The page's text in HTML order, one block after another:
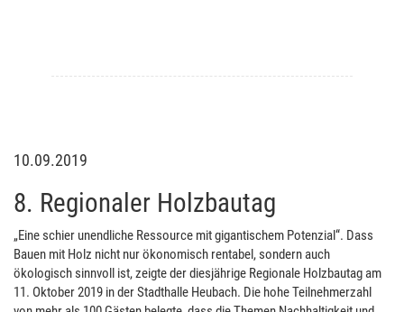
10.09.2019
8. Regionaler Holzbautag
„Eine schier unendliche Ressource mit gigantischem Potenzial“. Dass
Bauen mit Holz nicht nur ökonomisch rentabel, sondern auch
ökologisch sinnvoll ist, zeigte der diesjährige Regionale Holzbautag am
11. Oktober 2019 in der Stadthalle Heubach. Die hohe Teilnehmerzahl